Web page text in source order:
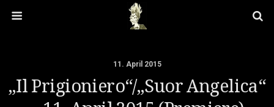
11. April 2015
„Il Prigioniero“/„Suor Angelica“